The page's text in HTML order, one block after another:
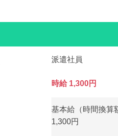
派遣社員
時給 1,300円
基本給（時間換算
1,300円